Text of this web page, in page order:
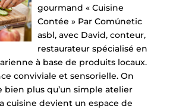
gourmand « Cuisine
Contée » Par Comúnetic
asbl, avec David, conteur,
restaurateur spécialisé en
à base de produits locaux.
conviviale et sensorielle. On
bien plus qu’un simple atelier
cuisine devient un espace de